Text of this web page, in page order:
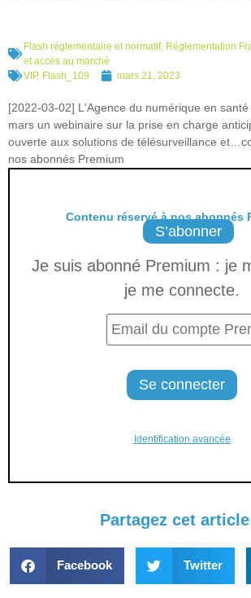
Flash réglementaire et normatif, Réglementation
et accès au marché
VIP, Flash_109 mars 21, 2023
[2022-03-02] L'Agence du numérique en
mars un webinaire sur la prise en charge
ouverte aux solutions de télésurveillance
nos abonnés Premium
Contenu réservé à nos abonnés
S’abonner
Je suis abonné Premium : je
je me connecte.
Identification avancée
Partagez cet
Facebook Twitter